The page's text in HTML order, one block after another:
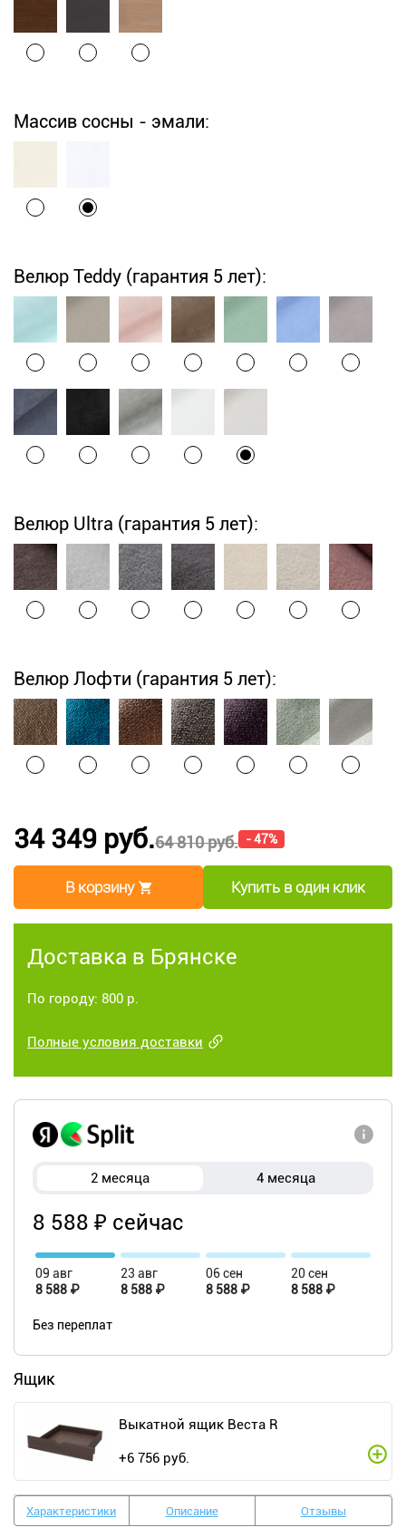
Массив сосны - эмали:
Велюр Teddy (гарантия 5 лет):
Велюр Ultra (гарантия 5 лет):
Велюр Лофти (гарантия 5 лет):
64 810 руб. - 47%
34 349 руб.
В корзину Купить в один клик
Доставка в Брянске
По городу: 800 р.
Полные условия доставки
2 месяца 4 месяца
8 588 ₽ сейчас
09 авг
8 588 ₽
23 авг
8 588 ₽
06 сен
8 588 ₽
20 сен
8 588 ₽
Без переплат
Ящик
Выкатной ящик Веста R
+6 756 руб.
Характеристики Описание Отзывы